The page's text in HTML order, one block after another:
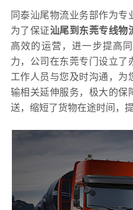
同泰汕尾物流业务部作为专
为了保证汕尾到东莞专线物
高效的运营，进一步提高
力，公司在东莞专门设立了
工作人员与您及时沟通，为
输相关延伸服务，极大的保
送，缩短了货物在途时间，